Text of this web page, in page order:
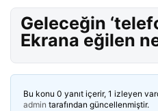
Geleceğin
Ekrana eğilen
Bu konu 0 yanıt içerir, 1 izleyen
admin tarafından güncellenmiştir.